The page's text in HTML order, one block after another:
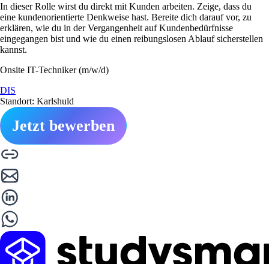
In dieser Rolle wirst du direkt mit Kunden arbeiten. Zeige, dass du
eine kundenorientierte Denkweise hast. Bereite dich darauf vor, zu
erklären, wie du in der Vergangenheit auf Kundenbedürfnisse
eingegangen bist und wie du einen reibungslosen Ablauf sicherstellen
kannst.
Onsite IT-Techniker (m/w/d)
DIS
Standort: Karlshuld
Jetzt bewerben